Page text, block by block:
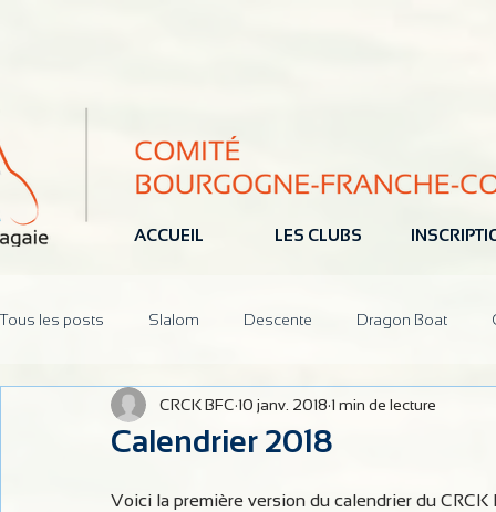
ACCUEIL LES CLUBS
Tous les posts Slalom Descente Dragon Boat
Pôle Espoir Réunions CoDir
Calendrier 2018
CRCK BFC 10 janv. 2018 1 min de lecture
Voici la première version du calendrier du CRCK